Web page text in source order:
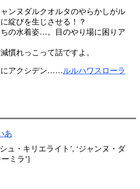
ンヌダルクオルタのやらかしがル
綻びを生じさせる！？
の水着姿…。目のやり場に困りア
慣れっこって話ですよ。
にアクシデン……ルルハワスローラ
あ
シュ・キリエライト’, ‘ジャンヌ・ダ
ミラ’]